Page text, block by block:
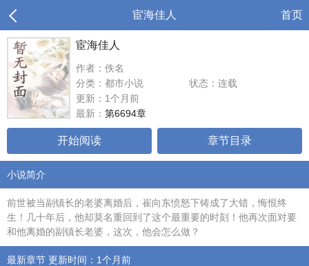
宦海佳人 首页
宦海佳人
作者：佚名
分类：都市小说
状态：连载
更新：1个月前
最新： 第6694章
开始阅读 章节目录
小说简介
前世被当副镇长的老婆离婚后，崔向东愤怒下铸成了大错，悔恨终
生！几十年后，他却莫名重回到了这个最重要的时刻！他再次面对要
和他离婚的副镇长老婆，这次，他会怎么做？
最新章节 更新时间：1个月前